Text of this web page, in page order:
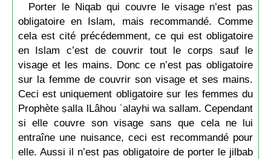
Porter le Niqab qui couvre le visage n’est pas
obligatoire en Islam, mais recommandé. Comme
cela est cité précédemment, ce qui est obligatoire
en Islam c’est de couvrir tout le corps sauf le
visage et les mains. Donc ce n’est pas obligatoire
sur la femme de couvrir son visage et ses mains.
Ceci est uniquement obligatoire sur les femmes du
Prophète ṣalla lLâhou ʿalayhi wa sallam. Cependant
si elle couvre son visage sans que cela ne lui
entraîne une nuisance, ceci est recommandé pour
elle. Aussi il n’est pas obligatoire de porter le jilbab